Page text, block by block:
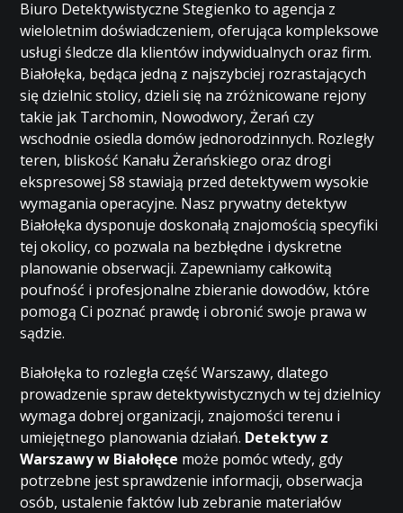
Biuro Detektywistyczne Stegienko to agencja z
wieloletnim doświadczeniem, oferująca kompleksowe
usługi śledcze dla klientów indywidualnych oraz firm.
Białołęka, będąca jedną z najszybciej rozrastających
się dzielnic stolicy, dzieli się na zróżnicowane rejony
takie jak Tarchomin, Nowodwory, Żerań czy
wschodnie osiedla domów jednorodzinnych. Rozległy
teren, bliskość Kanału Żerańskiego oraz drogi
ekspresowej S8 stawiają przed detektywem wysokie
wymagania operacyjne. Nasz prywatny detektyw
Białołęka dysponuje doskonałą znajomością specyfiki
tej okolicy, co pozwala na bezbłędne i dyskretne
planowanie obserwacji. Zapewniamy całkowitą
poufność i profesjonalne zbieranie dowodów, które
pomogą Ci poznać prawdę i obronić swoje prawa w
sądzie.
Białołęka to rozległa część Warszawy, dlatego
prowadzenie spraw detektywistycznych w tej dzielnicy
wymaga dobrej organizacji, znajomości terenu i
umiejętnego planowania działań. Detektyw z
Warszawy w Białołęce może pomóc wtedy, gdy
potrzebne jest sprawdzenie informacji, obserwacja
osób, ustalenie faktów lub zebranie materiałów